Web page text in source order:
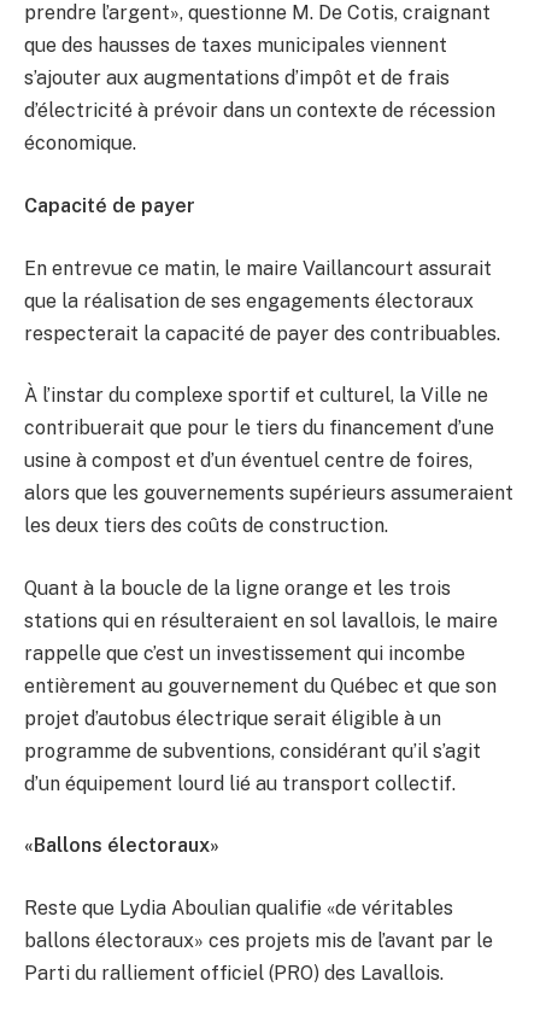
prendre l’argent», questionne M. De Cotis, craignant
que des hausses de taxes municipales viennent
s’ajouter aux augmentations d’impôt et de frais
d’électricité à prévoir dans un contexte de récession
économique.
Capacité de payer
En entrevue ce matin, le maire Vaillancourt assurait
que la réalisation de ses engagements électoraux
respecterait la capacité de payer des contribuables.
À l’instar du complexe sportif et culturel, la Ville ne
contribuerait que pour le tiers du financement d’une
usine à compost et d’un éventuel centre de foires,
alors que les gouvernements supérieurs assumeraient
les deux tiers des coûts de construction.
Quant à la boucle de la ligne orange et les trois
stations qui en résulteraient en sol lavallois, le maire
rappelle que c’est un investissement qui incombe
entièrement au gouvernement du Québec et que son
projet d’autobus électrique serait éligible à un
programme de subventions, considérant qu’il s’agit
d’un équipement lourd lié au transport collectif.
«Ballons électoraux»
Reste que Lydia Aboulian qualifie «de véritables
ballons électoraux» ces projets mis de l’avant par le
Parti du ralliement officiel (PRO) des Lavallois.